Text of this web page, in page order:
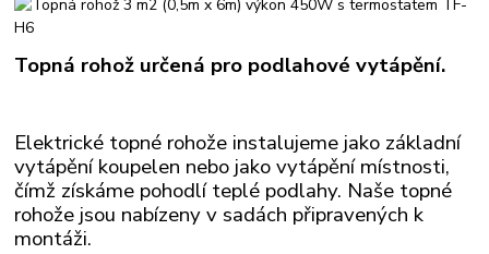
Topná rohož určená pro podlahové vytápění.
Elektrické topné rohože instalujeme jako základní
vytápění koupelen nebo jako vytápění místnosti,
čímž získáme pohodlí teplé podlahy. Naše topné
rohože jsou nabízeny v sadách připravených k
montáži.